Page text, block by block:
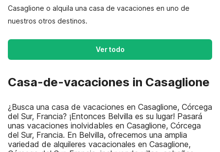
Casaglione o alquila una casa de vacaciones en uno de
nuestros otros destinos.
Ver todo
Casa-de-vacaciones in Casaglione
¿Busca una casa de vacaciones en Casaglione, Córcega
del Sur, Francia? ¡Entonces Belvilla es su lugar! Pasará
unas vacaciones inolvidables en Casaglione, Córcega
del Sur, Francia. En Belvilla, ofrecemos una amplia
variedad de alquileres vacacionales en Casaglione,